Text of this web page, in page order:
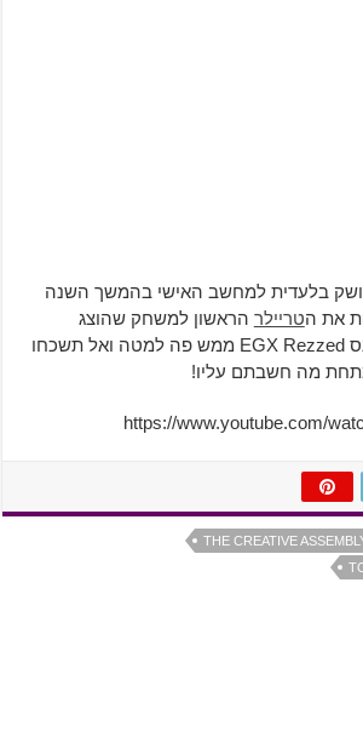
בלעדית למחשב האישי בהמשך השנה
את הטריילרהראשון למשחק שהוצג
לאחרונה בפאנל בכנס EGX Rezzed ממש פה למטה ואל תשכחו
מה חשבתם עליו!
https://www.youtube.com/
THE CREATIVE